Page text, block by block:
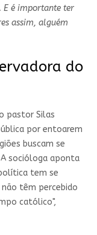
E é importante ter
assim, alguém
do
pastor Silas
por entoarem
buscam se
socióloga aponta
tem se
não têm percebido
católico",